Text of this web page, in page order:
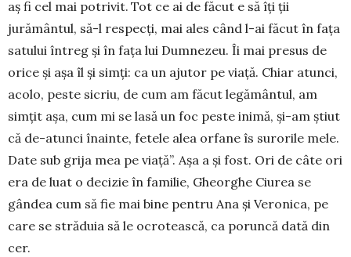
aș fi cel mai potrivit. Tot ce ai de făcut e să îți ții
jurământul, să-l res­pecți, mai ales când l-ai făcut în fața
satului întreg și în fața lui Dumnezeu. Îi mai presus de
orice și așa îl și simți: ca un ajutor pe viață. Chiar atunci,
acolo, peste sicriu, de cum am făcut legământul, am
simțit așa, cum mi se lasă un foc peste inimă, și-am știut
că de-atunci înainte, fetele alea orfane îs surorile mele.
Date sub grija mea pe viață”. Așa a și fost. Ori de câte ori
era de luat o decizie în fa­milie, Gheorghe Ciurea se
gândea cum să fie mai bine pentru Ana și Veronica, pe
care se străduia să le ocrotească, ca poruncă dată din
cer.